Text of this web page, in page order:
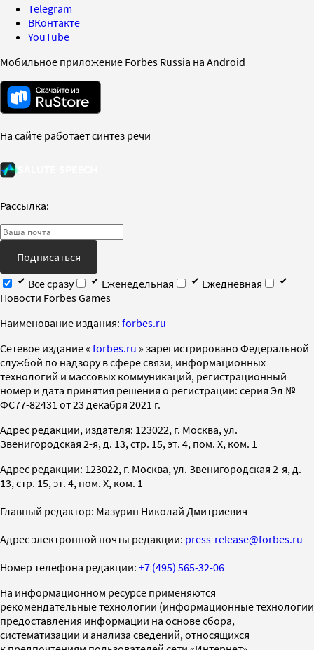
Telegram
ВКонтакте
YouTube
Мобильное приложение Forbes Russia на Android
На сайте работает синтез речи
Рассылка:
Подписаться
Все сразу
Еженедельная
Ежедневная
Новости Forbes Games
Наименование издания: forbes.ru
Cетевое издание « forbes.ru » зарегистрировано Федеральной
службой по надзору в сфере связи, информационных
технологий и массовых коммуникаций, регистрационный
номер и дата принятия решения о регистрации: серия Эл №
ФС77-82431 от 23 декабря 2021 г.
Адрес редакции, издателя: 123022, г. Москва, ул.
Звенигородская 2-я, д. 13, стр. 15, эт. 4, пом. X, ком. 1
Адрес редакции: 123022, г. Москва, ул. Звенигородская 2-я, д.
13, стр. 15, эт. 4, пом. X, ком. 1
Главный редактор: Мазурин Николай Дмитриевич
Адрес электронной почты редакции: press-release@forbes.ru
Номер телефона редакции: +7 (495) 565-32-06
На информационном ресурсе применяются
рекомендательные технологии (информационные технологии
предоставления информации на основе сбора,
систематизации и анализа сведений, относящихся